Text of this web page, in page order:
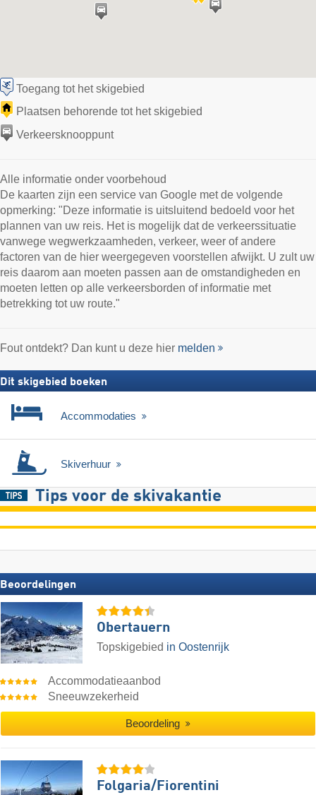
Toegang tot het skigebied
Plaatsen behorende tot het skigebied
Verkeersknooppunt
Alle informatie onder voorbehoud
De kaarten zijn een service van Google met de volgende
opmerking: "Deze informatie is uitsluitend bedoeld voor het
plannen van uw reis. Het is mogelijk dat de verkeerssituatie
vanwege wegwerkzaamheden, verkeer, weer of andere
factoren van de hier weergegeven voorstellen afwijkt. U zult uw
reis daarom aan moeten passen aan de omstandigheden en
moeten letten op alle verkeersborden of informatie met
betrekking tot uw route."
Fout ontdekt? Dan kunt u deze hier melden
Dit skigebied boeken
Accommodaties
Skiverhuur
Tips voor de skivakantie
Beoordelingen
Obertauern
Topskigebied in Oostenrijk
Accommodatieaanbod
Sneeuwzekerheid
Beoordeling
Folgaria/​Fiorentini